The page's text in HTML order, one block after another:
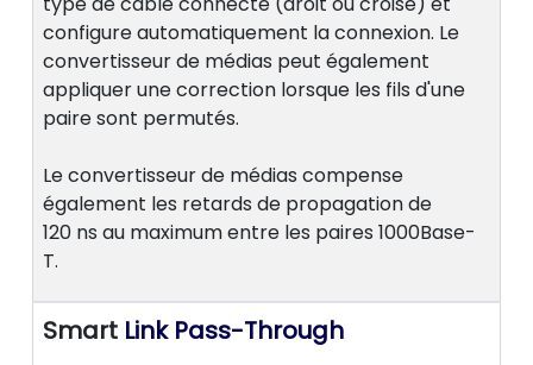
configure automatiquement la connexion. Le
convertisseur de médias peut également
appliquer une correction lorsque les fils d'une
paire sont permutés.
Le convertisseur de médias compense
également les retards de propagation de
120 ns au maximum entre les paires 1000Base-
T.
Smart Link Pass-Through